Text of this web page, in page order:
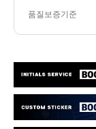
품질보증기준